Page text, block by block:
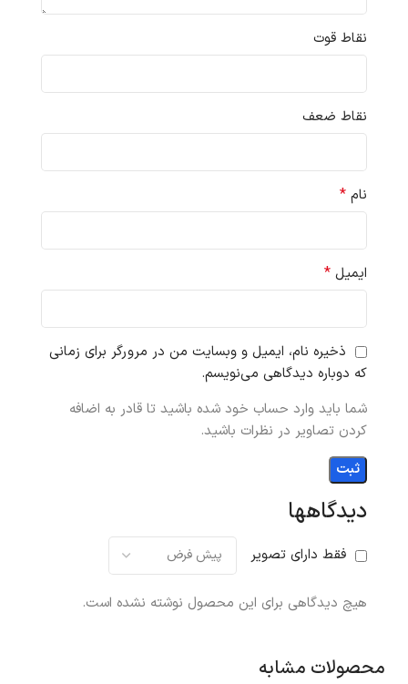
دیدگاهها
فقط دارای تصویر
هیچ دیدگاهی برای این محصول نوشته نشده است.
نقاط قوت
نقاط ضعف
نام *
ایمیل *
ذخیره نام، ایمیل و وبسایت من در مرورگر برای زمانی
که دوباره دیدگاهی می‌نویسم.
شما باید وارد حساب خود شده باشید تا قادر به اضافه
کردن تصاویر در نظرات باشید.
محصولات مشابه